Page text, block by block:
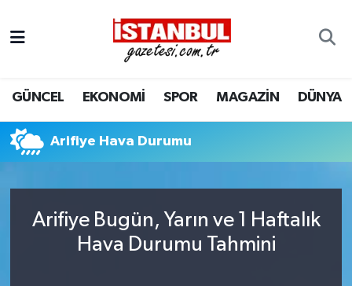
GÜNCEL EKONOMİ SPOR MAGAZİN DÜNYA
Arifiye Hava Durumu
Arifiye Bugün, Yarın ve 1 Haftalık
Hava Durumu Tahmini
EKONOMİ
İSTANBUL
SPOR
Nöbetçi Eczaneler
Hava Durumu
Trafik Durumu
Tüm Manşetler